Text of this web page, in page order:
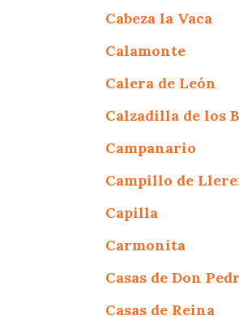
Cabeza la Vaca
Calamonte
Calera de León
Calzadilla de los
Campanario
Campillo de
Capilla
Carmonita
Casas de Don
Casas de Reina